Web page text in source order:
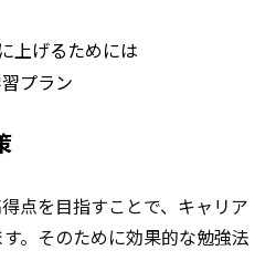
上げるためには
プラン
点を目指すことで、キャリア
。そのために効果的な勉強法